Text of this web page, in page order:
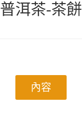
普洱茶-茶餅
內容